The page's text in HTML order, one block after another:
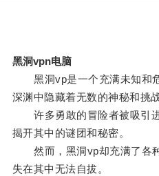
黑洞vpn电脑
黑洞vp是一个充满未知和
深渊中隐藏着无数的神秘和挑战
许多勇敢的冒险者被吸引进
揭开其中的谜团和秘密。
然而，黑洞vp却充满了各
失在其中无法自拔。